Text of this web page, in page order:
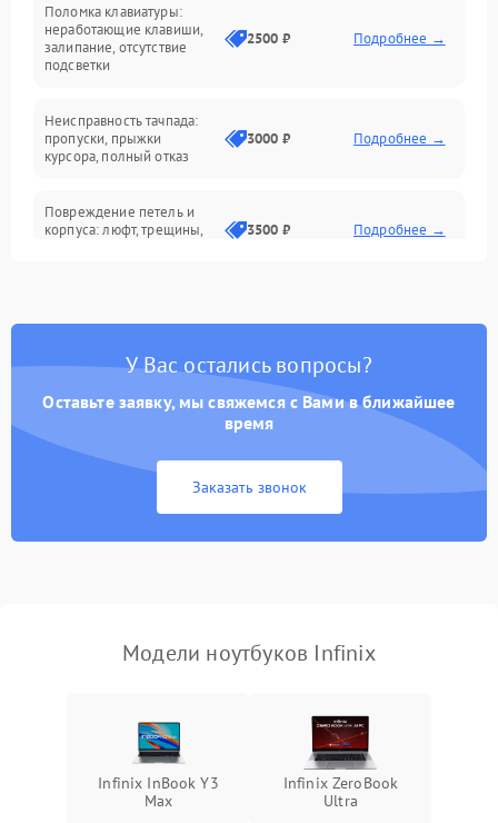
Интерфейсные проблемы
Батарея
Сеть и интернет
Поломка клавиатуры:
неработающие клавиши,
залипание, отсутствие
подсветки
2500 ₽ Подробнее →
Неисправность тачпада:
пропуски, прыжки
курсора, полный отказ
3000 ₽ Подробнее →
Повреждение петель и
корпуса: люфт, трещины,
3500 ₽ Подробнее →
быстрая разрядка,
2500 ₽ Подробнее →
Неисправность зарядного
питания
2000 ₽ Подробнее →
неисправности кулера
пропадание диска
оперативной памяти:
вылеты приложений,
Подробнее →
Проблемы Wi‑Fi или
У Вас остались вопросы?
Оставьте заявку, мы свяжемся с Вами в ближайшее
время
Заказать звонок
Модели ноутбуков Infinix
Infinix InBook Y3
Max
Infinix ZeroBook
Ultra